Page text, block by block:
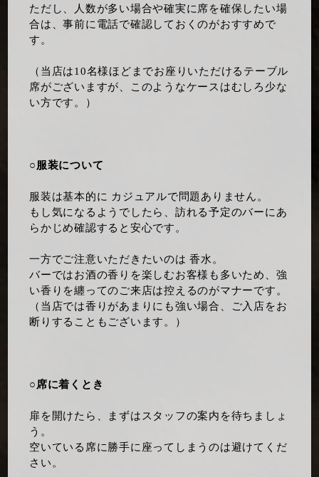
ただし、人数が多い場合や確実に席を確保したい場
合は、事前に電話で確認しておくのがおすすめで
す。
（当店は10名様ほどまでお座りいただけるテーブル
席がございますが、このようなケースはむしろ少な
い方です。）
○服装について
服装は基本的に カジュアルで問題ありません。
もし気になるようでしたら、訪れる予定のバーにあ
らかじめ確認すると安心です。
一方でご注意いただきたいのは 香水。
バーではお酒の香りを楽しむお客様も多いため、強
い香りを纏ってのご来店は控えるのがマナーです。
（当店では香りがあまりにも強い場合、ご入店をお
断りすることもございます。）
○席に着くとき
扉を開けたら、まずはスタッフの案内を待ちましょ
う。
空いている席に勝手に座ってしまうのは避けてくだ
さい。